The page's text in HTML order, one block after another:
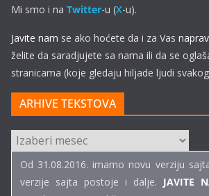
Mi smo i na Twitter-u (X-u).
Javite nam se ako hoćete da i za Vas
želite da saradjujete sa nama ili da se
stranicama (koje gledaju hiljade ljudi
ARHIVE TEKSTOVA
ARHIVE
TEKSTOVA
Od 31.08.2016. imamo novu verziju
verzije sajta postoje i dalje. JAVITE